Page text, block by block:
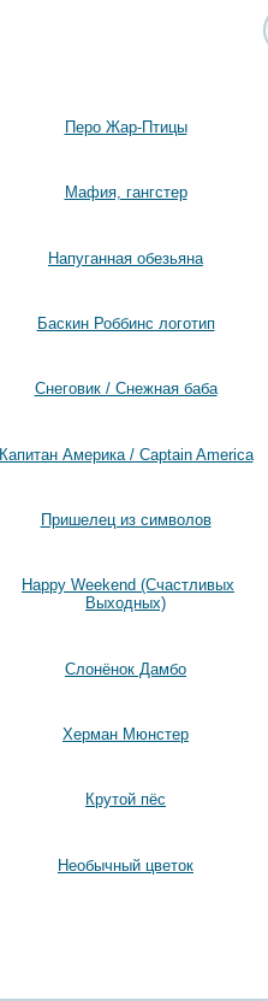
Перо Жар-Птицы
Мафия, гангстер
Напуганная обезьяна
Баскин Роббинс логотип
Снеговик / Снежная баба
Капитан Америка / Captain America
Пришелец из символов
Happy Weekend (Счастливых
Выходных)
Слонёнок Дамбо
Херман Мюнстер
Крутой пёс
Необычный цветок